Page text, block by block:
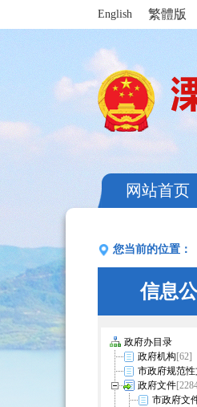
English 繁體版
网站首页
您当前的位置：
信息
政府办目录
政府机构[62]
市政府规范
政府文件
市政府文